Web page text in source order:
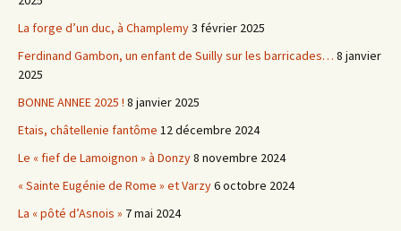
La forge d’un duc, à Champlemy3 février 2025
Ferdinand Gambon, un enfant de Suilly sur les barricades… 8 janvier
2025
BONNE ANNEE 2025 ! 8 janvier 2025
Etais, châtellenie fantôme 12 décembre 2024
Le « fief de Lamoignon » à Donzy8 novembre 2024
« Sainte Eugénie de Rome » et Varzy6 octobre 2024
La « pôté d’Asnois » 7 mai 2024